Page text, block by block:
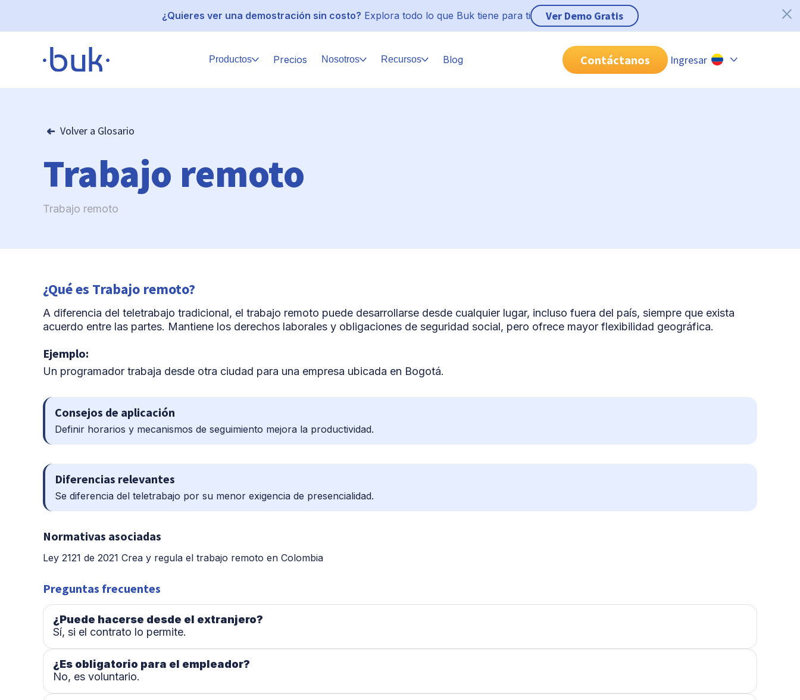
¿Quieres ver una demostración sin costo? Explora todo lo que Buk tiene para ti Ver Demo Gratis
Productos Precios Nosotros Recursos Blog Contáctanos Ingresar
Chile
Volver a Glosario
Trabajo remoto
Trabajo remoto
¿Qué es Trabajo remoto?
A diferencia del teletrabajo tradicional, el trabajo remoto puede desarrollarse desde cualquier lugar, incluso fuera del país, siempre que exista
acuerdo entre las partes. Mantiene los derechos laborales y obligaciones de seguridad social, pero ofrece mayor flexibilidad geográfica.
Ejemplo:
Un programador trabaja desde otra ciudad para una empresa ubicada en Bogotá.
Consejos de aplicación
Definir horarios y mecanismos de seguimiento mejora la productividad.
Diferencias relevantes
Se diferencia del teletrabajo por su menor exigencia de presencialidad.
Normativas asociadas
Ley 2121 de 2021 Crea y regula el trabajo remoto en Colombia
Preguntas frecuentes
¿Puede hacerse desde el extranjero?
Sí, si el contrato lo permite.
¿Es obligatorio para el empleador?
No, es voluntario.